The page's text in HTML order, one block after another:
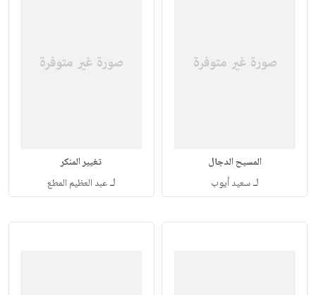
المسيح الدجال
لـسعيد أيوب
تغيير المنكر
لـعبد العظيم المطع